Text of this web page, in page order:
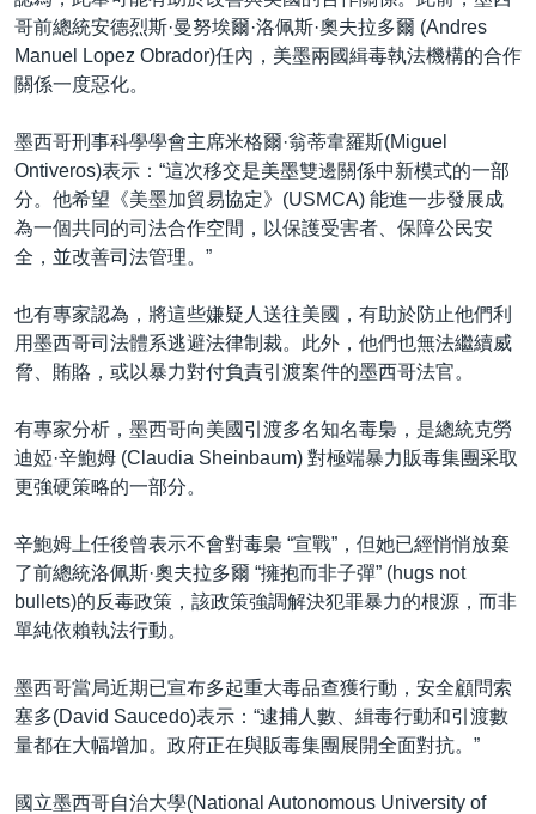
哥前總統安德烈斯·曼努埃爾·洛佩斯·奧夫拉多爾 (Andres
Manuel Lopez Obrador)任內，美墨兩國緝毒執法機構的合作
關係一度惡化。
墨西哥刑事科學學會主席米格爾·翁蒂韋羅斯(Miguel
Ontiveros)表示：“這次移交是美墨雙邊關係中新模式的一部
分。他希望《美墨加貿易協定》(USMCA) 能進一步發展成
為一個共同的司法合作空間，以保護受害者、保障公民安
全，並改善司法管理。”
也有專家認為，將這些嫌疑人送往美國，有助於防止他們利
用墨西哥司法體系逃避法律制裁。此外，他們也無法繼續威
脅、賄賂，或以暴力對付負責引渡案件的墨西哥法官。
有專家分析，墨西哥向美國引渡多名知名毒梟，是總統克勞
迪婭·辛鮑姆 (Claudia Sheinbaum) 對極端暴力販毒集團采取
更強硬策略的一部分。
辛鮑姆上任後曾表示不會對毒梟 “宣戰”，但她已經悄悄放棄
了前總統洛佩斯·奧夫拉多爾 “擁抱而非子彈” (hugs not
bullets)的反毒政策，該政策強調解決犯罪暴力的根源，而非
單純依賴執法行動。
墨西哥當局近期已宣布多起重大毒品查獲行動，安全顧問索
塞多(David Saucedo)表示：“逮捕人數、緝毒行動和引渡數
量都在大幅增加。政府正在與販毒集團展開全面對抗。”
國立墨西哥自治大學(National Autonomous University of